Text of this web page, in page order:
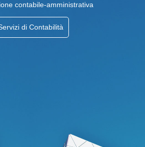
contabile-amministrativa
di Contabilità